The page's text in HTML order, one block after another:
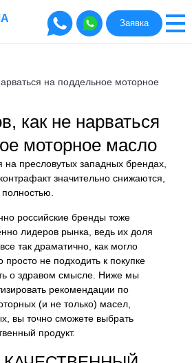
Заявка
на поддельное моторное
как не нарваться
моторное масло
на пресловутых западных брендах,
значительно снижаются,
российские бренды тоже
лидеров рынка, ведь их доля
так драматично, как могло
просто не подходить к покупке
о здравом смысле. Ниже мы
рекомендации по
(и не только) масел,
вы точно сможете выбрать
продукт.